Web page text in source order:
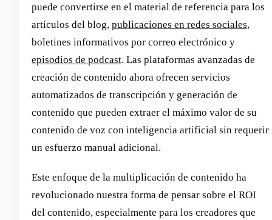
puede convertirse en el material de referencia para los
artículos del blog, publicaciones en redes sociales,
boletines informativos por correo electrónico y
episodios de podcast. Las plataformas avanzadas de
creación de contenido ahora ofrecen servicios
automatizados de transcripción y generación de
contenido que pueden extraer el máximo valor de su
contenido de voz con inteligencia artificial sin requerir
un esfuerzo manual adicional.
Este enfoque de la multiplicación de contenido ha
revolucionado nuestra forma de pensar sobre el ROI
del contenido, especialmente para los creadores que